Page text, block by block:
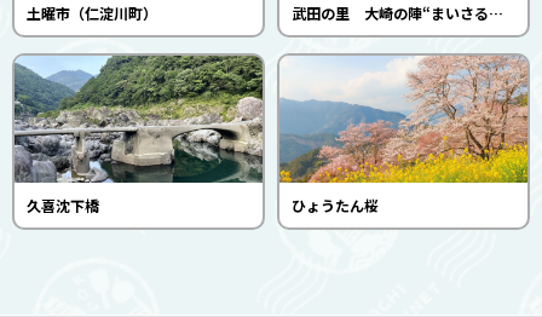
土曜市（仁淀川町） 武田の里 大崎の陣“まいさるく”（武田勝頼土佐の会）
久喜沈下橋 ひょうたん桜